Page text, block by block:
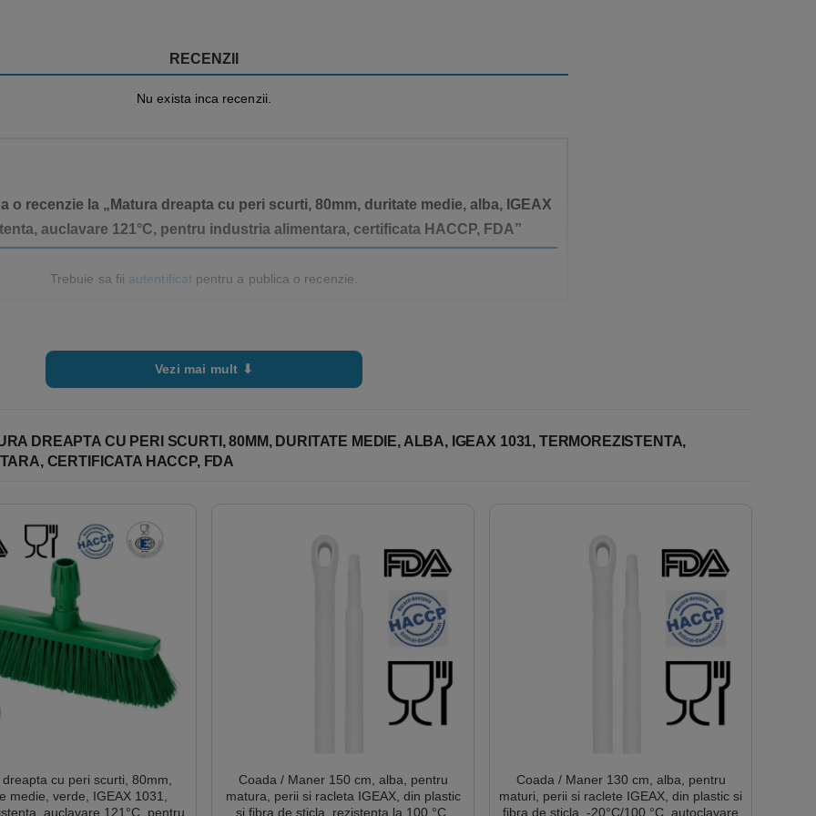
si murdaria de curatat, ținând cont de forma, dimensiunea sau duritatea perilor.
adecvate de decontaminare, în concentrații, timpi și temperaturile furnizate.• Asigurați-vă că uneltele se usucă complet
și departe de surse de lumină intensă sau de căldură.
cat si perii trebuie sa fie in stare buna.
RECENZII
Nu exista inca recenzii.
o recenzie la „Matura dreapta cu peri scurti, 80mm, duritate medie, alba, IGEAX
auclavare 121°C, pentru industria alimentara, certificata HACCP, FDA”
Trebuie sa fii autentificat pentru a publica o recenzie.
Vezi mai mult ⬇
DREAPTA CU PERI SCURTI, 80MM, DURITATE MEDIE, ALBA, IGEAX 1031, TERMOREZISTENTA,
CERTIFICATA HACCP, FDA
cu peri scurti, 80mm,
medie, verde, IGEAX 1031,
auclavare 121°C, pentru
Coada / Maner 150 cm, alba, pentru
matura, perii si racleta IGEAX, din plastic
si fibra de sticla, rezistenta la 100 °C,
Coada / Maner 130 cm, alba, pentru
maturi, perii si raclete IGEAX, din plastic si
fibra de sticla, -20°C/100 °C, autoclavare